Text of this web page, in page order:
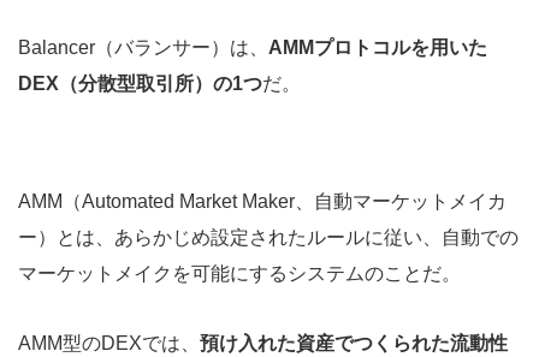
Balancer（バランサー）は、 AMMプロトコルを用いた
DEX（分散型取引所）の1つだ。
AMM（Automated Market Maker、自動マーケットメイカ
ー）とは、あらかじめ設定されたルールに従い、自動での
マーケットメイクを可能にするシステムのことだ。
AMM型のDEXでは、 預け入れた資産でつくられた流動性